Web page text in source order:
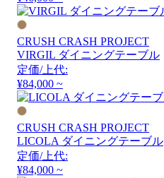
CRUSH CRASH PROJECT
VIRGIL ダイニングテーブル
定価/上代:
¥84,000 ~
CRUSH CRASH PROJECT
LICOLA ダイニングテーブル
定価/上代:
¥84,000 ~